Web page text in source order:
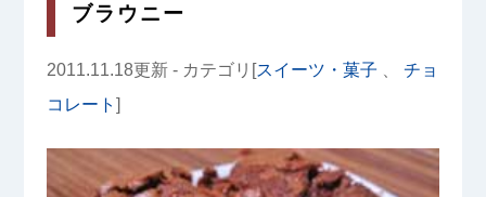
ブラウニー
2011.11.18更新 - カテゴリ[スイーツ・菓子
チョ
コレート ]